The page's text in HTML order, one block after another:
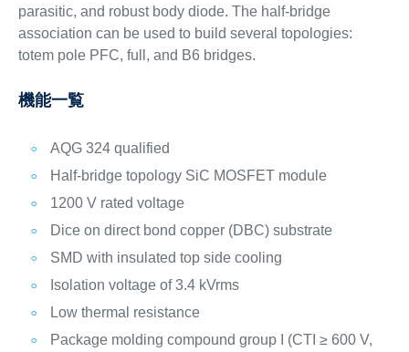
parasitic, and robust body diode. The half-bridge
association can be used to build several topologies:
totem pole PFC, full, and B6 bridges.
機能一覧
AQG 324 qualified
Half-bridge topology SiC MOSFET module
1200 V rated voltage
Dice on direct bond copper (DBC) substrate
SMD with insulated top side cooling
Isolation voltage of 3.4 kVrms
Low thermal resistance
Package molding compound group I (CTI ≥ 600 V,